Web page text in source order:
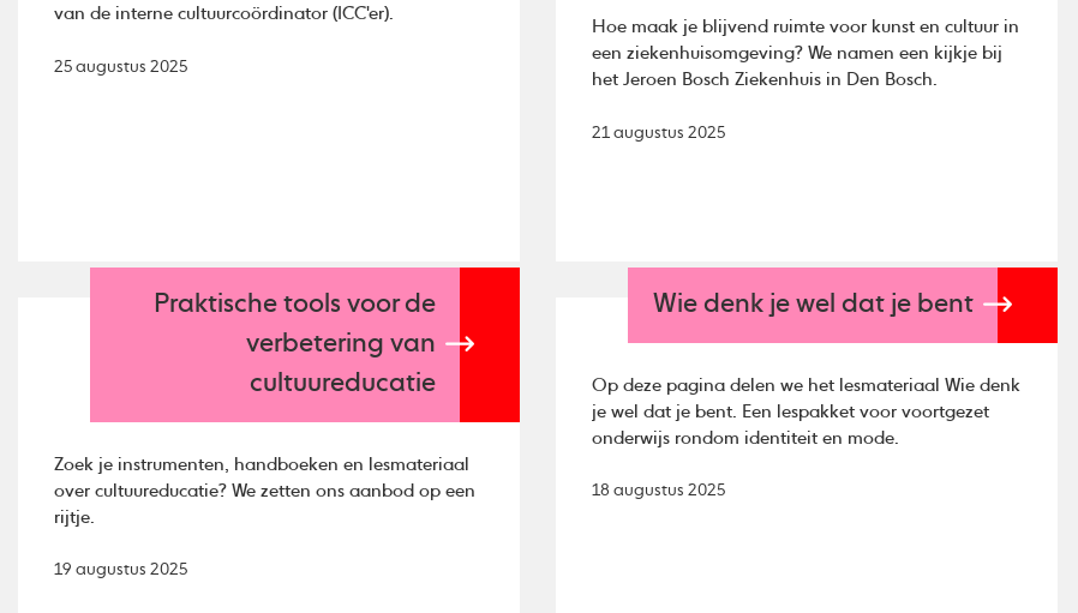
van de interne cultuurcoördinator (ICC'er).
25 augustus 2025
Hoe maak je blijvend ruimte voor kunst en cultuur in
een ziekenhuisomgeving? We namen een kijkje bij
het Jeroen Bosch Ziekenhuis in Den Bosch.
21 augustus 2025
Praktische tools voor de
verbetering van
cultuureducatie
Zoek je instrumenten, handboeken en lesmateriaal
over cultuureducatie? We zetten ons aanbod op een
rijtje.
19 augustus 2025
Wie denk je wel dat je bent
Op deze pagina delen we het lesmateriaal Wie denk
je wel dat je bent. Een lespakket voor voortgezet
onderwijs rondom identiteit en mode.
18 augustus 2025